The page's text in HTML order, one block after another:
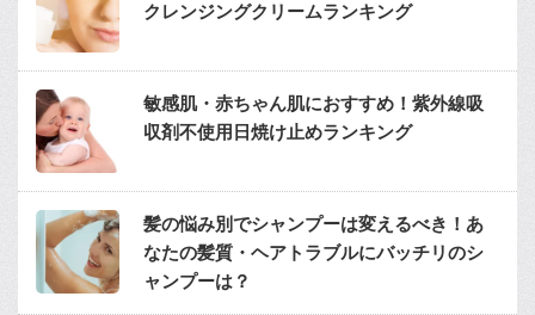
クレンジングクリームランキング
敏感肌・赤ちゃん肌におすすめ！紫外線吸
収剤不使用日焼け止めランキング
髪の悩み別でシャンプーは変えるべき！あ
なたの髪質・ヘアトラブルにバッチリのシ
ャンプーは？